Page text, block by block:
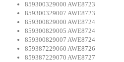
859300329000 AWE8723
859300329007 AWE8723
859300829000 AWE8724
859300829005 AWE8724
859300829007 AWE8724
859387229060 AWE8726
859387229070 AWE8727